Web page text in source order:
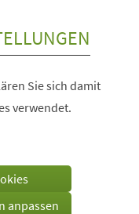
Sie sich damit
verwendet.
anpassen